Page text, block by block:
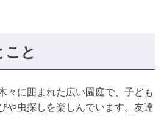
こと
々に囲まれた広い園庭で、子ども
や虫探しを楽しんでいます。友達